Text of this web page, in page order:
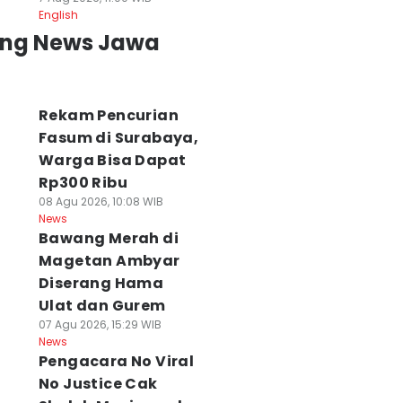
English
News Jawa
Rekam Pencurian
Fasum di Surabaya,
Warga Bisa Dapat
Rp300 Ribu
08 Agu 2026, 10:08 WIB
News
Bawang Merah di
Magetan Ambyar
Diserang Hama
Ulat dan Gurem
07 Agu 2026, 15:29 WIB
News
Pengacara No Viral
No Justice Cak